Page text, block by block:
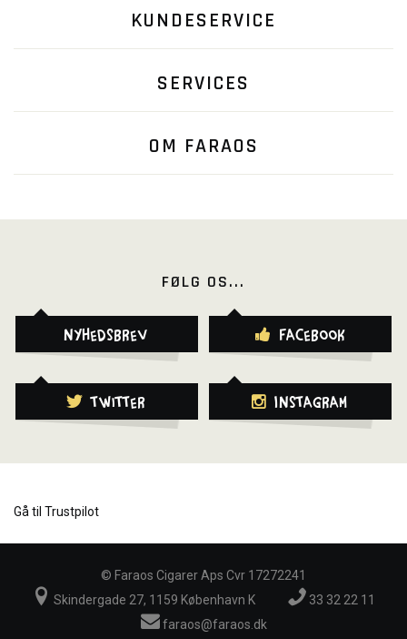
KUNDESERVICE
SERVICES
OM FARAOS
FØLG OS...
Nyhedsbrev Facebook
Twitter Instagram
Gå til Trustpilot
© Faraos Cigarer Aps Cvr 17272241
Skindergade 27, 1159 København K
33 32 22 11
faraos@faraos.dk